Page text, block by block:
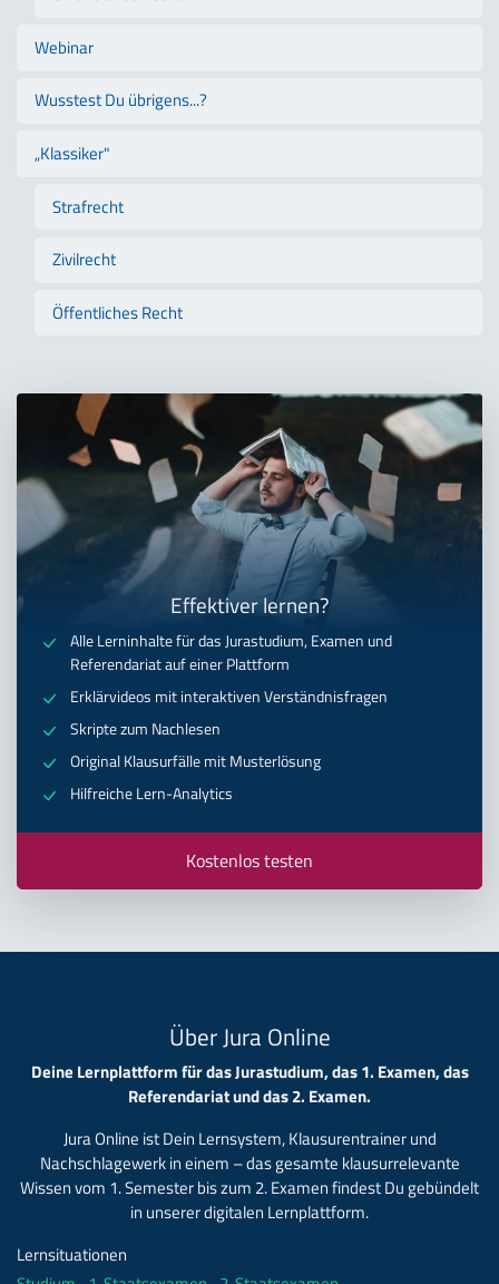
Webinar
Wusstest Du übrigens...?
„Klassiker"
Strafrecht
Zivilrecht
Öffentliches Recht
Effektiver lernen?
Alle Lerninhalte für das Jurastudium, Examen und
Referendariat auf einer Plattform
Erklärvideos mit interaktiven Verständnisfragen
Skripte zum Nachlesen
Original Klausurfälle mit Musterlösung
Hilfreiche Lern-Analytics
Kostenlos testen
Über Jura Online
Deine Lernplattform für das Jurastudium, das 1. Examen, das
Referendariat und das 2. Examen.
Jura Online ist Dein Lernsystem, Klausurentrainer und
Nachschlagewerk in einem – das gesamte klausurrelevante
Wissen vom 1. Semester bis zum 2. Examen findest Du gebündelt
in unserer digitalen Lernplattform.
Lernsituationen